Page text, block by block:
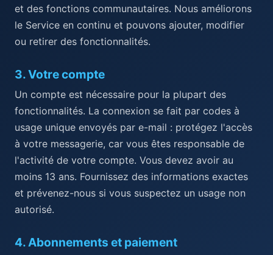
et des fonctions communautaires. Nous améliorons
le Service en continu et pouvons ajouter, modifier
ou retirer des fonctionnalités.
3.Votre compte
Un compte est nécessaire pour la plupart des
fonctionnalités. La connexion se fait par codes à
usage unique envoyés par e-mail : protégez l'accès
à votre messagerie, car vous êtes responsable de
l'activité de votre compte. Vous devez avoir au
moins 13 ans. Fournissez des informations exactes
et prévenez-nous si vous suspectez un usage non
autorisé.
4. Abonnements et paiement